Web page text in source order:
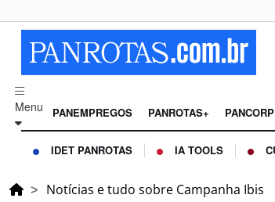
Menu PANEMPREGOS PANROTAS+ PANCORP
IDET PANROTAS IA TOOLS
Notícias e tudo sobre Campanha Ibis